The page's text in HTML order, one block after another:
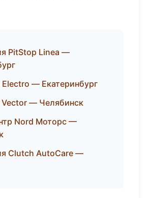
PitStop Linea —
— Екатеринбург
— Челябинск
Nord Моторс —
Clutch AutoCare —